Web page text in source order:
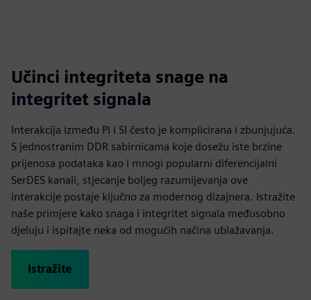
Učinci integriteta snage na
integritet signala
Interakcija između PI i SI često je komplicirana i zbunjujuća.
S jednostranim DDR sabirnicama koje dosežu iste brzine
prijenosa podataka kao i mnogi popularni diferencijalni
SerDES kanali, stjecanje boljeg razumijevanja ove
interakcije postaje ključno za modernog dizajnera. Istražite
naše primjere kako snaga i integritet signala međusobno
djeluju i ispitajte neka od mogućih načina ublažavanja.
Istražite